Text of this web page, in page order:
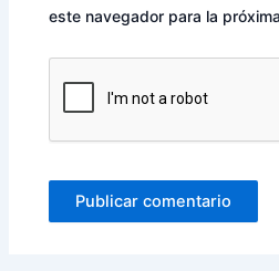
este navegador para la